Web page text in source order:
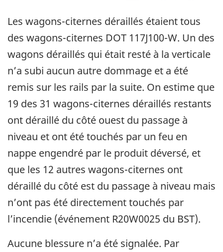
Les wagons-citernes déraillés étaient tous
des wagons-citernes DOT 117J100-W. Un des
wagons déraillés qui était resté à la verticale
n’a subi aucun autre dommage et a été
remis sur les rails par la suite. On estime que
19 des 31 wagons-citernes déraillés restants
ont déraillé du côté ouest du passage à
niveau et ont été touchés par un feu en
nappe engendré par le produit déversé, et
que les 12 autres wagons-citernes ont
déraillé du côté est du passage à niveau mais
n’ont pas été directement touchés par
l’incendie (événement R20W0025 du BST).
Aucune blessure n’a été signalée. Par